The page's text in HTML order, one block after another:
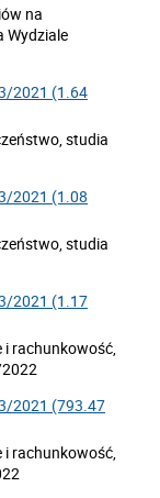
na
Wydziale
2021 (1.64
studia
2021 (1.08
studia
2021 (1.17
i rachunkowość,
2021 (793.47
i rachunkowość,